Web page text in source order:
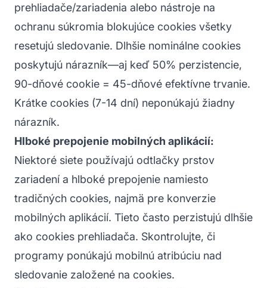
prehliadače/zariadenia alebo nástroje na
ochranu súkromia blokujúce cookies všetky
resetujú sledovanie. Dlhšie nominálne cookies
poskytujú nárazník—aj keď 50% perzistencie,
90-dňové cookie = 45-dňové efektívne trvanie.
Krátke cookies (7-14 dní) neponúkajú žiadny
nárazník.
Hlboké prepojenie mobilných aplikácií:
Niektoré siete používajú odtlačky prstov
zariadení a hlboké prepojenie namiesto
tradičných cookies, najmä pre konverzie
mobilných aplikácií. Tieto často perzistujú dlhšie
ako cookies prehliadača. Skontrolujte, či
programy ponúkajú mobilnú atribúciu nad
sledovanie založené na cookies.